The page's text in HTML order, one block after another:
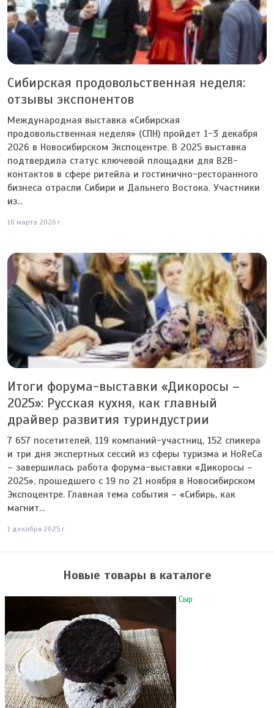
Сибирская продовольственная неделя:
отзывы экспонентов
Международная выставка «Сибирская
продовольственная неделя» (СПН) пройдет 1-3 декабря
2026 в Новосибирском Экспоцентре. В 2025 выставка
подтвердила статус ключевой площадки для B2B-
контактов в сфере ритейла и гостинично-ресторанного
бизнеса отрасли Сибири и Дальнего Востока. Участники
из...
16 марта 2026 г.
Итоги форума-выставки «Дикоросы –
2025»: Русская кухня, как главный
драйвер развития туриндустрии
7 657 посетителей, 119 компаний-участниц, 152 спикера
и три дня экспертных сессий из сферы туризма и HoReCa
– завершилась работа форума-выставки «Дикоросы –
2025», прошедшего с 19 по 21 ноября в Новосибирском
Экспоцентре. Главная тема события – «Сибирь, как
магнит...
1 декабря 2025 г.
Новые товары в каталоге
Сыр